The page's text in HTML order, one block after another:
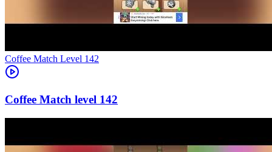
Level 142
142